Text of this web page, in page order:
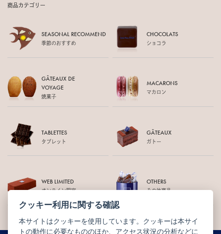
商品カテゴリー
SEASONAL RECOMMEND
季節のおすすめ
CHOCOLATS
ショコラ
GÂTEAUX DE
VOYAGE
焼菓子
MACARONS
マカロン
TABLETTES
タブレット
GÂTEAUX
ガトー
WEB LIMITED
オンライン限定
OTHERS
その他商品
クッキー利用に関する確認
本サイトはクッキーを使用しています。クッキーは本サイ
トの動作に必要なもののほか、アクセス状況の分析などに